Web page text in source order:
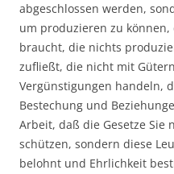
abgeschlossen werden,
um produzieren zu
braucht, die nichts
zufließt, die nicht mit
Vergünstigungen handeln,
Bestechung und
Arbeit, daß die Gesetze Sie
schützen, sondern diese
belohnt und Ehrlichkeit